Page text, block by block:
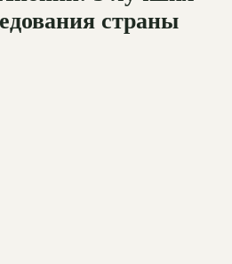
страны